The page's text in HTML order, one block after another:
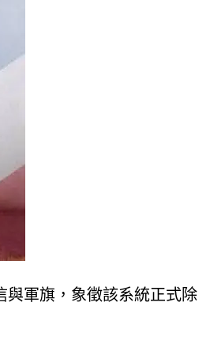
與軍旗，象徵該系統正式除